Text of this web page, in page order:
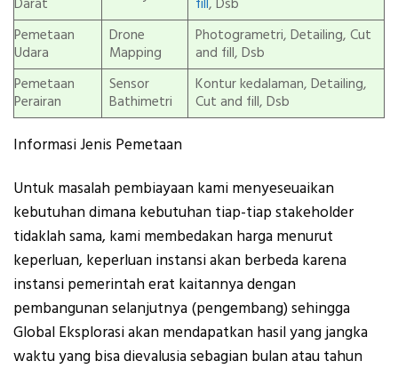
Pemetaan
Udara
Drone
Mapping
Photogrametri, Detailing, Cut
and fill, Dsb
Pemetaan
Perairan
Sensor
Bathimetri
Kontur kedalaman, Detailing,
Cut and fill, Dsb
Informasi Jenis Pemetaan
Untuk masalah pembiayaan kami menyeseuaikan
kebutuhan dimana kebutuhan tiap-tiap stakeholder
tidaklah sama, kami membedakan harga menurut
keperluan, keperluan instansi akan berbeda karena
instansi pemerintah erat kaitannya dengan
pembangunan selanjutnya (pengembang) sehingga
Global Eksplorasi akan mendapatkan hasil yang jangka
waktu yang bisa dievalusia sebagian bulan atau tahun